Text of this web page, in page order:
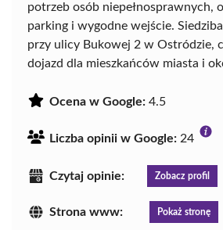
potrzeb osób niepełnosprawnych,
parking i wygodne wejście.
przy ulicy Bukowej 2 w Ostródzie,
dojazd dla mieszkańców miasta i
Ocena w Google: 4.5
Liczba opinii w Google: 24
Czytaj opinie: Zobacz profil
Strona www: Pokaż stronę